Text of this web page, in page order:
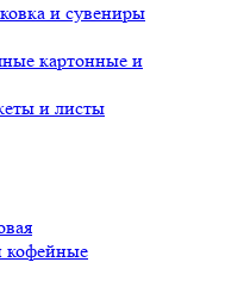
и сувениры
картонные и
и листы
кофейные